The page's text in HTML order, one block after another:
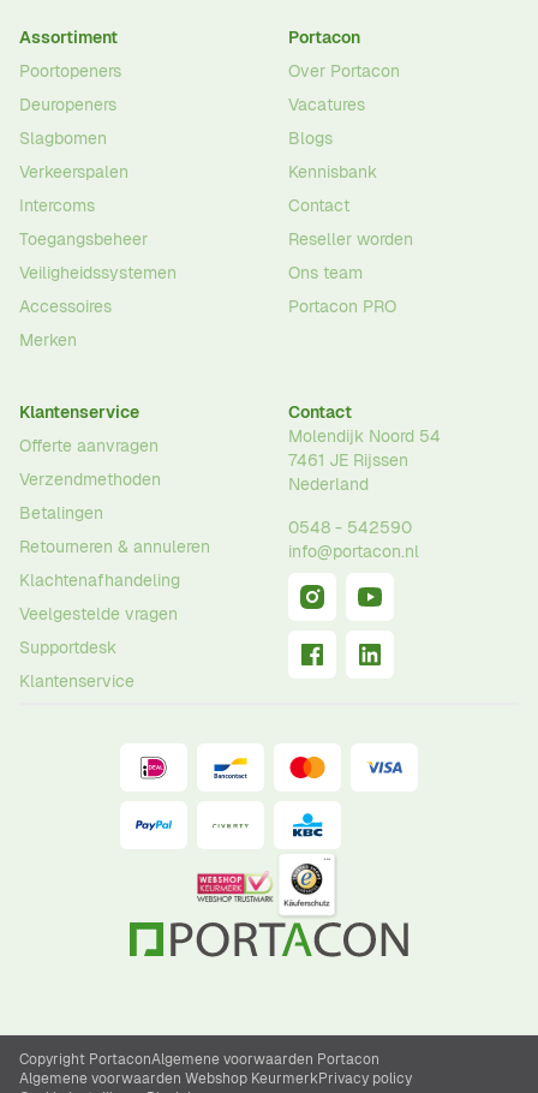
Assortiment
Poortopeners
Deuropeners
Slagbomen
Verkeerspalen
Intercoms
Toegangsbeheer
Veiligheidssystemen
Accessoires
Merken
Portacon
Over Portacon
Vacatures
Blogs
Kennisbank
Contact
Reseller worden
Ons team
Portacon PRO
Klantenservice
Offerte aanvragen
Verzendmethoden
Betalingen
Retourneren & annuleren
Klachtenafhandeling
Veelgestelde vragen
Supportdesk
Klantenservice
Contact
Molendijk Noord 54
7461 JE Rijssen
Nederland
0548 - 542590
info@portacon.nl
Copyright PortaconAlgemene voorwaarden Portacon
Algemene voorwaarden Webshop KeurmerkPrivacy policy